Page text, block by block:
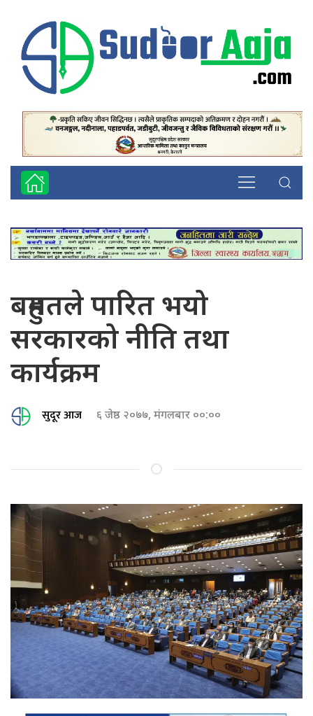
बहुमतले पारित भयो
सरकारको नीति तथा
कार्यक्रम
सुदूर आज ६ जेष्ठ २०७७, मंगलबार ००:००